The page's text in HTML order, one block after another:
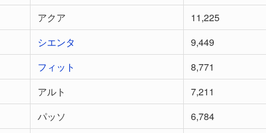
アクア
11,225
シエンタ
9,449
フィット
8,771
アルト
7,211
パッソ
6,784